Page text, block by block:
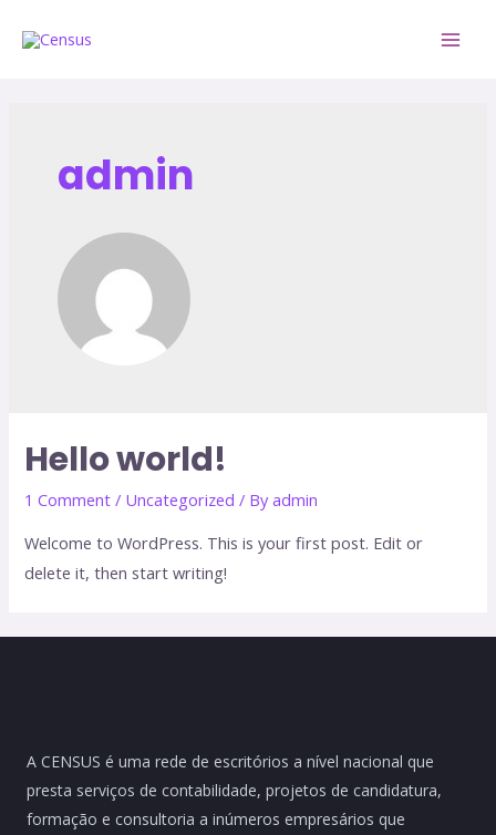
admin
Hello world!
1 Comment / Uncategorized / Byadmin
Welcome to WordPress. This is your first post. Edit or
delete it, then start writing!
A CENSUS é uma rede de escritórios a nível nacional que
presta serviços de contabilidade, projetos de candidatura,
formação e consultoria a inúmeros empresários que